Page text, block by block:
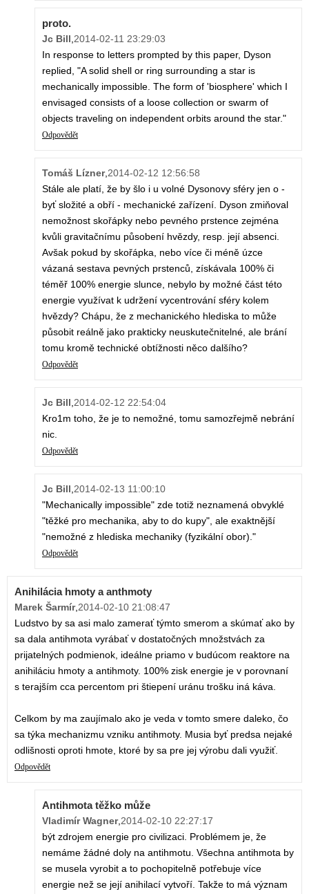
proto.
Jc Bill,2014-02-11 23:29:03
In response to letters prompted by this paper, Dyson
replied, "A solid shell or ring surrounding a star is
mechanically impossible. The form of 'biosphere' which I
envisaged consists of a loose collection or swarm of
objects traveling on independent orbits around the star."
Odpovědět
Tomáš Lízner,2014-02-12 12:56:58
Stále ale platí, že by šlo i u volné Dysonovy sféry jen o -
byť složité a obří - mechanické zařízení. Dyson zmiňoval
nemožnost skořápky nebo pevného prstence zejména
kvůli gravitačnímu působení hvězdy, resp. její absenci.
Avšak pokud by skořápka, nebo více či méně úzce
vázaná sestava pevných prstenců, získávala 100% či
téměř 100% energie slunce, nebylo by možné část této
energie využívat k udržení vycentrování sféry kolem
hvězdy? Chápu, že z mechanického hlediska to může
působit reálně jako prakticky neuskutečnitelné, ale brání
tomu kromě technické obtížnosti něco dalšího?
Odpovědět
Jc Bill,2014-02-12 22:54:04
Kro1m toho, že je to nemožné, tomu samozřejmě nebrání
nic.
Odpovědět
Jc Bill,2014-02-13 11:00:10
"Mechanically impossible" zde totiž neznamená obvyklé
"těžké pro mechanika, aby to do kupy", ale exaktnější
"nemožné z hlediska mechaniky (fyzikální obor)."
Odpovědět
Anihilácia hmoty a anthmoty
Marek Šarmír,2014-02-10 21:08:47
Ludstvo by sa asi malo zamerať týmto smerom a skúmať ako by
sa dala antihmota vyrábať v dostatočných množstvách za
prijatelných podmienok, ideálne priamo v budúcom reaktore na
anihiláciu hmoty a antihmoty. 100% zisk energie je v porovnaní
s terajším cca percentom pri štiepení uránu trošku iná káva.
Celkom by ma zaujímalo ako je veda v tomto smere daleko, čo
sa týka mechanizmu vzniku antihmoty. Musia byť predsa nejaké
odlišnosti oproti hmote, ktoré by sa pre jej výrobu dali využiť.
Odpovědět
Antihmota těžko může
Vladimír Wagner,2014-02-10 22:27:17
být zdrojem energie pro civilizaci. Problémem je, že
nemáme žádné doly na antihmotu. Všechna antihmota by
se musela vyrobit a to pochopitelně potřebuje více
energie než se její anihilací vytvoří. Takže to má význam